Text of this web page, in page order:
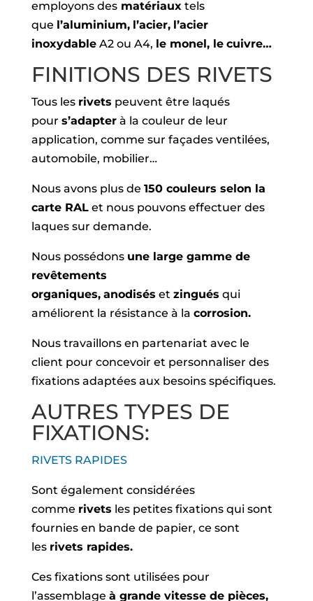
employons desmatériauxtels
que l’aluminium, l’acier, l’acier
inoxydableA2 ou A4, le monel, le cuivre…
FINITIONS DES RIVETS
Tous les rivets peuvent être laqués
pour s’adapterà la couleur de leur
application, comme sur façades ventilées,
automobile, mobilier…
Nous avons plus de 150 couleurs selon la
carte RALet nous pouvons effectuer des
laques sur demande.
Nous possédons une large gamme de
revêtements
organiques, anodisés et zingués qui
améliorent la résistance à la corrosion.
Nous travaillons en partenariat avec le
client pour concevoir et personnaliser des
fixations adaptées aux besoins spécifiques.
AUTRES TYPES DE
FIXATIONS:
RIVETS RAPIDES
Sont également considérées
comme rivets les petites fixations qui sont
fournies en bande de papier, ce sont
les rivets rapides.
Ces fixations sont utilisées pour
l’assemblage à grande vitesse de pièces,